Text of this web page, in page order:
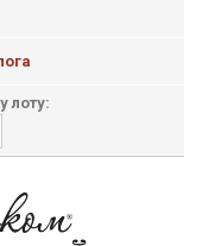
лоту: